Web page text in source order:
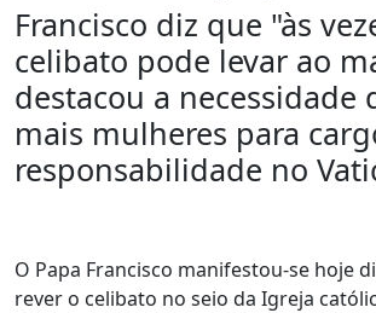
Francisco diz que "às
celibato pode levar ao
destacou a necessidade
mais mulheres para
responsabilidade no
O Papa Francisco manifestou-se hoje
rever o celibato no seio da Igreja